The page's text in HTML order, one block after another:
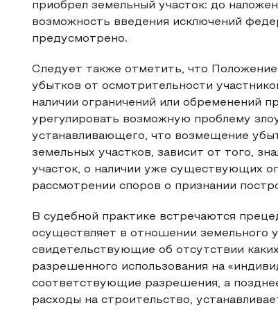
приобрел земельный участок: до
возможность введения исключений
предусмотрено.
Следует также отметить, что
убытков от осмотрительности
наличии ограничений или обременений
урегулировать возможную проблему
устанавливающего, что возмещение
земельных участков, зависит от того,
участок, о наличии уже существующих
рассмотрении споров о признании
В судебной практике встречаются
осуществляет в отношении земельного
свидетельствующие об отсутствии
разрешенного использования на
соответствующие разрешения, а
расходы на строительство,